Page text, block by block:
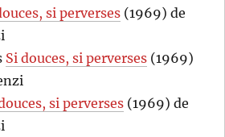
si perverses (1969) de
Si douces, si perverses (1969)
si perverses (1969) de